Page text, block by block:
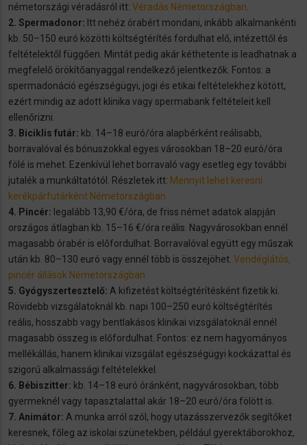
németországi véradásról itt: Véradás Németországban
2. Spermadonor: Itt nehéz órabért mondani, inkább alkalmankénti
kb. 50–150 euró közötti költségtérítés fordulhat elő, intézettől és
feltételektől függően. Mintát pedig akár kéthetente is leadhatnak a
megfelelő örökítőanyaggal rendelkező jelentkezők. Fontos: a
spermadonáció egészségügyi, jogi és etikai feltételekhez kötött,
ezért mindig az adott klinika vagy spermabank feltételeit kell
ellenőrizni.
3. Biciklis futár: kb. 14–18 euró/óra alapbérként reálisabb,
borravalóval és bónuszokkal egyes városokban 18–20 euró/óra
fölé is mehet. Ezenkívül lehet borravaló vagy esetleg egy további
jutalék a munkáltatótól. Részletek itt: Mennyit lehet keresni
kerékpárfutárként Németországban
4. Pincér: legalább 13,90 €/óra, de friss német adatok alapján
országos átlagban kb. 15–16 €/óra reális. Nagyvárosokban ennél
magasabb órabér is előfordulhat. Borravalóval együtt egy műszak
után kb. 80–130 euró vagy ennél több is összejöhet. Vendéglátós,
pincér állások Németországban.
5. Gyógyszertesztelő: A kifizetést költségtérítésként fizetik ki.
Rövidebb vizsgálatoknál kb. napi 100–250 euró költségtérítés
reális, hosszabb vagy bentlakásos klinikai vizsgálatoknál ennél
magasabb összeg is előfordulhat. Fontos: ez nem hagyományos
mellékállás, hanem klinikai vizsgálat egészségügyi kockázattal és
szigorú alkalmassági feltételekkel.
6. Bébiszitter: kb. 14–18 euró óránként, nagyvárosokban, több
gyermeknél vagy tapasztalattal akár 18–20 euró/óra fölött is.
7. Animátor: A munka arról szól, hogy utazásszervezők segítőket
keresnek, főleg az iskolai szünetekben, például gyerektáborokhoz,